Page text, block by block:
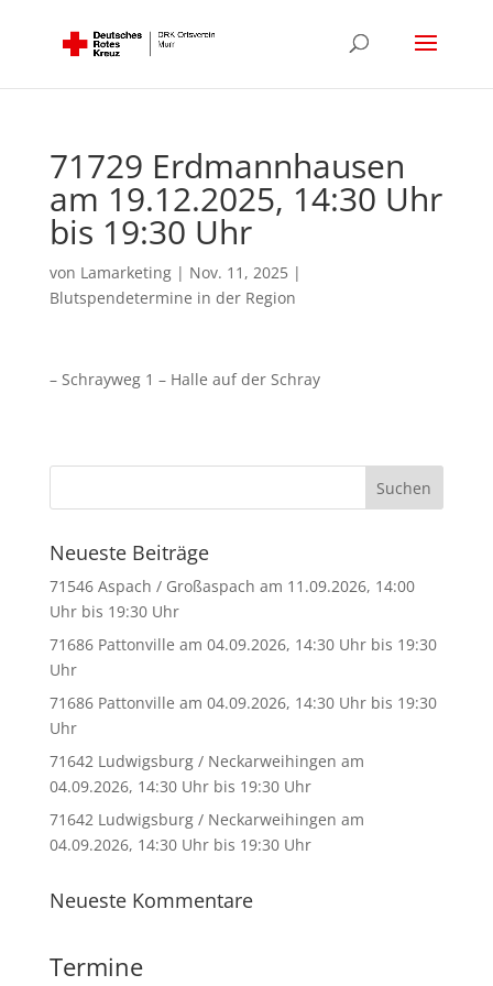
71729 Erdmannhausen
am 19.12.2025, 14:30 Uhr
bis 19:30 Uhr
von Lamarketing| Nov. 11, 2025|
Blutspendetermine in der Region
– Schrayweg 1 – Halle auf der Schray
Neueste Beiträge
71546 Aspach / Großaspach am 11.09.2026, 14:00
Uhr bis 19:30 Uhr
71686 Pattonville am 04.09.2026, 14:30 Uhr bis 19:30
Uhr
71686 Pattonville am 04.09.2026, 14:30 Uhr bis 19:30
Uhr
71642 Ludwigsburg / Neckarweihingen am
04.09.2026, 14:30 Uhr bis 19:30 Uhr
71642 Ludwigsburg / Neckarweihingen am
04.09.2026, 14:30 Uhr bis 19:30 Uhr
Neueste Kommentare
Termine